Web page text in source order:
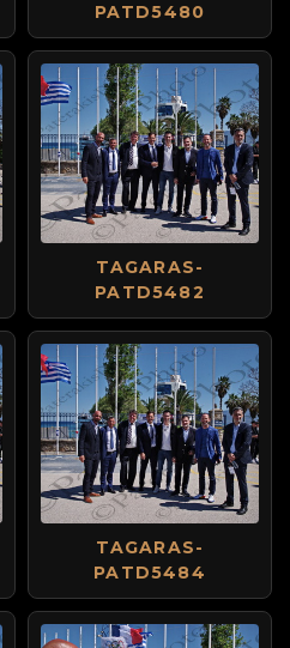
PATD5480
TAGARAS-
PATD5482
TAGARAS-
PATD5484